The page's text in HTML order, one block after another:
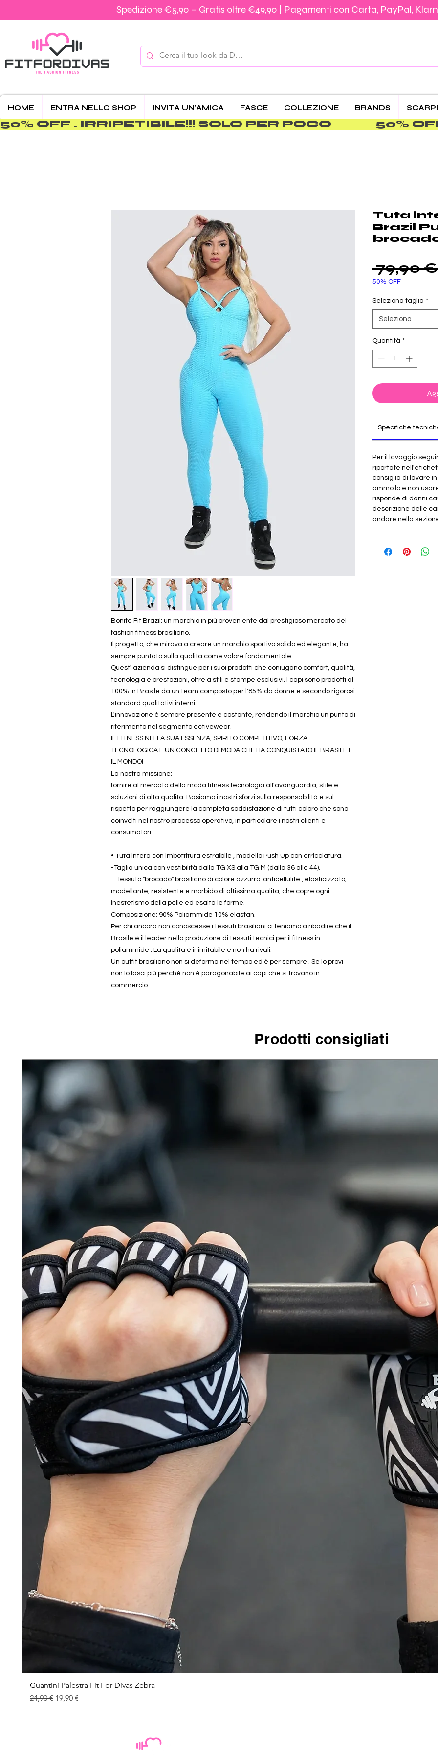
Spedizione €5,90 – Gratis da €39,90 |
Spedizione €5,90 – Gratis oltre €49,90 | Pagamenti con Carta, PayPal,
HOME ENTRA NELLO SHOP INVITA UN'AMICA FASCE COLLEZIONE BRANDS
50% OFF . IRRIPETIBILE!!! SOLO PER POCO
Bonita Fit Brazil: un marchio in più proveniente dal prestigioso mercato del
fashion fitness brasiliano.
Il progetto, che mirava a creare un marchio sportivo solido ed elegante, ha
sempre puntato sulla qualità come valore fondamentale.
Quest' azienda si distingue per i suoi prodotti che coniugano comfort, qualità,
tecnologia e prestazioni, oltre a stili e stampe esclusivi. I capi sono prodotti al
100% in Brasile da un team composto per l'85% da donne e secondo rigorosi
standard qualitativi interni.
L'innovazione è sempre presente e costante, rendendo il marchio un punto di
riferimento nel segmento activewear.
IL FITNESS NELLA SUA ESSENZA, SPIRITO COMPETITIVO, FORZA
TECNOLOGICA E UN CONCETTO DI MODA CHE HA CONQUISTATO IL BRASILE E
IL MONDO!
La nostra missione:
fornire al mercato della moda fitness tecnologia all'avanguardia, stile e
soluzioni di alta qualità. Basiamo i nostri sforzi sulla responsabilità e sul
rispetto per raggiungere la completa soddisfazione di tutti coloro che sono
coinvolti nel nostro processo operativo, in particolare i nostri clienti e
consumatori.
• Tuta intera con imbottitura estraibile , modello Push Up con arricciatura.
-Taglia unica con vestibilità dalla TG XS alla TG M (dalla 36 alla 44).
– Tessuto "brocado" brasiliano di colore azzurro: anticellulite , elasticizzato,
modellante, resistente e morbido di altissima qualità, che copre ogni
inestetismo della pelle ed esalta le forme.
Composizione: 90% Poliammide 10% elastan.
Per chi ancora non conoscesse i tessuti brasiliani ci teniamo a ribadire che il
Brasile è il leader nella produzione di tessuti tecnici per il fitness in
poliammide . La qualità è inimitabile e non ha rivali.
Un outfit brasiliano non si deforma nel tempo ed è per sempre . Se lo provi
non lo lasci più perché non è paragonabile ai capi che si trovano in
commercio.
Tuta
Brazil
79,90
50% OFF
Seleziona taglia *
Seleziona
Quantità *
Specifiche
Per il lavaggio
riportate
consiglia di lavare
ammollo e non
risponde di danni
descrizione delle
andare nella
Prodotti consigliati
Guantini Palestra Fit For Divas Zebra
Prezzo regolare
24,90 € Prezzo scontato
19,90 €